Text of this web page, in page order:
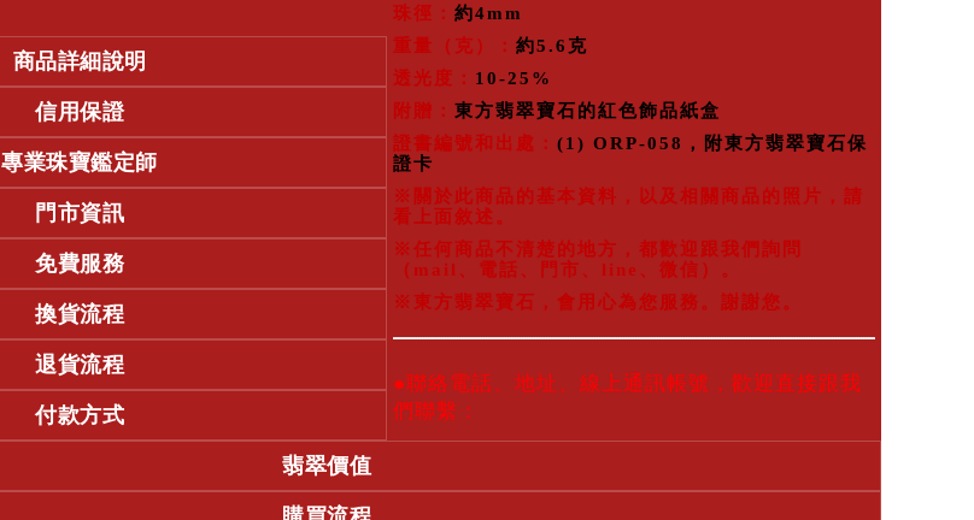
珠徑： 約4mm
重量（克）： 約5.6克
透光度： 10-25%
附贈： 東方翡翠寶石的紅色飾品紙盒
證書編號和出處： (1) ORP-058，附東方翡翠寶石保
證卡
※關於此商品的基本資料，以及相關商品的照片，請
看上面敘述。
※任何商品不清楚的地方，都歡迎跟我們詢問
（mail、電話、門市、line、微信）。
※東方翡翠寶石，會用心為您服務。謝謝您。
●聯絡電話、地址、線上通訊帳號，歡迎直接跟我
們聯繫：
商品詳細說明
信用保證
專業珠寶鑑定師
門市資訊
免費服務
換貨流程
退貨流程
付款方式
翡翠價值